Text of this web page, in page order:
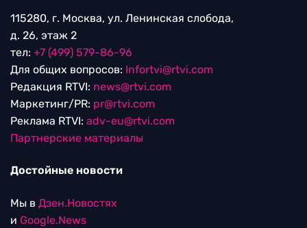
115280, г. Москва, ул. Ленинская слобода,
д. 26, этаж 2
тел: +7 (499) 579-86-96
Для общих вопросов: Infortvi@rtvi.com
Редакция RTVI: news@rtvi.com
Маркетинг/PR: pr@rtvi.com
Реклама RTVI: adv-eu@rtvi.com
Партнерские материалы
Достойные новости
Мы в Дзен.Новостях
и Google.News